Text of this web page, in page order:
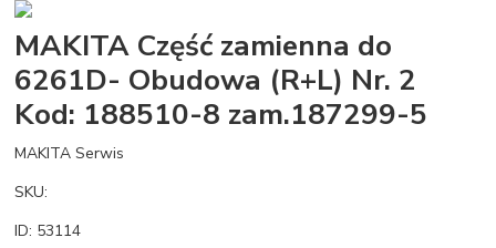
MAKITA Część zamienna do
6261D- Obudowa (R+L) Nr. 2
Kod: 188510-8 zam.187299-5
MAKITA Serwis
SKU:
ID: 53114